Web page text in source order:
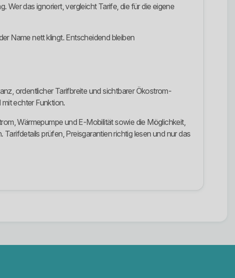
Wer das ignoriert, vergleicht Tarife, die für die eigene
Name nett klingt. Entscheidend bleiben
ordentlicher Tarifbreite und sichtbarer Ökostrom-
echter Funktion.
Wärmepumpe und E-Mobilität sowie die Möglichkeit,
prüfen, Preisgarantien richtig lesen und nur das